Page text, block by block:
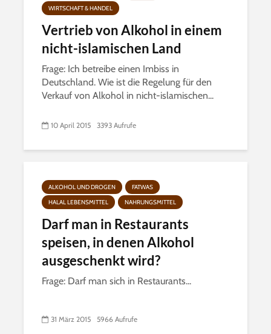
WIRTSCHAFT & HANDEL
Vertrieb von Alkohol in einem
nicht-islamischen Land
Frage: Ich betreibe einen Imbiss in
Deutschland. Wie ist die Regelung für den
Verkauf von Alkohol in nicht-islamischen...
10 April 2015 3393 Aufrufe
ALKOHOL UND DROGEN
FATWAS
HALAL LEBENSMITTEL
NAHRUNGSMITTEL
Darf man in Restaurants
speisen, in denen Alkohol
ausgeschenkt wird?
Frage: Darf man sich in Restaurants...
31 März 2015 5966 Aufrufe